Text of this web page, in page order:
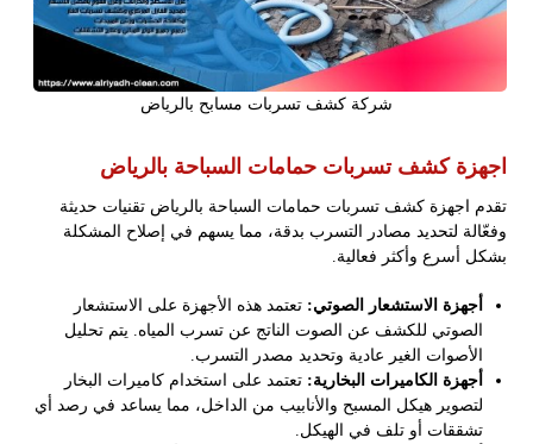
شركة كشف تسربات مسابح بالرياض
اجهزة كشف تسربات حمامات السباحة بالرياض
تقدم اجهزة كشف تسربات حمامات السباحة بالرياض تقنيات حديثة
وفعّالة لتحديد مصادر التسرب بدقة، مما يسهم في إصلاح المشكلة
بشكل أسرع وأكثر فعالية.
أجهزة الاستشعار الصوتي: تعتمد هذه الأجهزة على الاستشعار
الصوتي للكشف عن الصوت الناتج عن تسرب المياه. يتم تحليل
الأصوات الغير عادية وتحديد مصدر التسرب.
أجهزة الكاميرات البخارية: تعتمد على استخدام كاميرات البخار
لتصوير هيكل المسبح والأنابيب من الداخل، مما يساعد في رصد أي
تشققات أو تلف في الهيكل.